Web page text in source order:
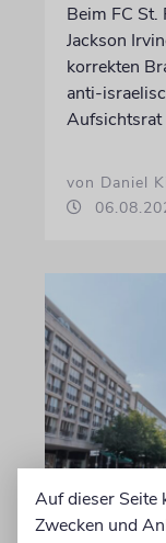
Beim FC St.
Jackson
korrekten
anti-
Aufsichtsrat
von Daniel
Auf dieser Seite
Zwecken und